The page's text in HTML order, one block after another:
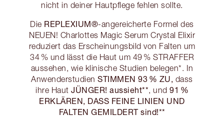
nicht in deiner Hautpflege fehlen sollte.
Die REPLEXIUM®-angereicherte Formel des
NEUEN! Charlottes Magic Serum Crystal Elixir
reduziert das Erscheinungsbild von Falten um
34 % und lässt die Haut um 49 % STRAFFER
aussehen, wie klinische Studien belegen*. In
AnwenderstudienSTIMMEN 93 % ZU, dass
ihre Haut JÜNGER! aussieht**, und 91 %
ERKLÄREN, DASS FEINE LINIEN UND
FALTEN GEMILDERT sind!**